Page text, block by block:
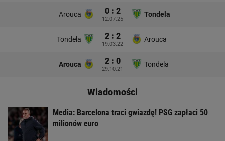
Arouca 0 : 2
12.07.25
Tondela
Tondela 2 : 2
19.03.22
Arouca
Arouca 2 : 0
29.10.21
Tondela
Wiadomości
Media: Barcelona traci gwiazdę! PSG zapłaci 50
milionów euro